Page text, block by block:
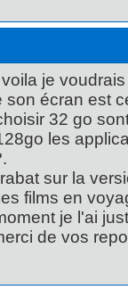
je
son écran est
32 go
les
sur la
films en
je l'ai
de vos